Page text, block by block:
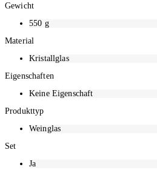
Gewicht
550 g
Material
Kristallglas
Eigenschaften
Keine Eigenschaft
Produkttyp
Weinglas
Set
Ja